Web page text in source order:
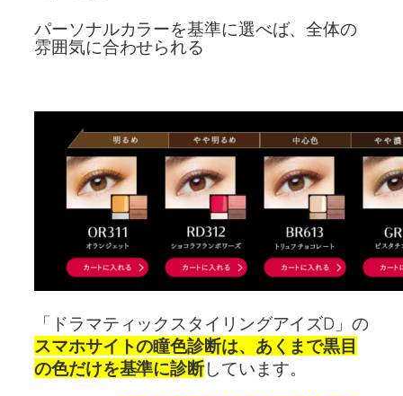
パーソナルカラーを基準に選べば、全体の
雰囲気に合わせられる
「ドラマティックスタイリングアイズD」の
スマホサイトの瞳色診断は、あくまで黒目
の色だけを基準に診断しています。